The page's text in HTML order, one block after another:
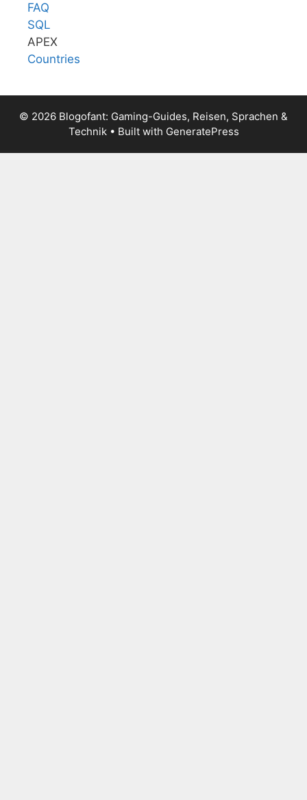
FAQ
SQL
APEX
Countries
© 2026 Blogofant: Gaming-Guides, Reisen, Sprachen &
Technik• Built with GeneratePress